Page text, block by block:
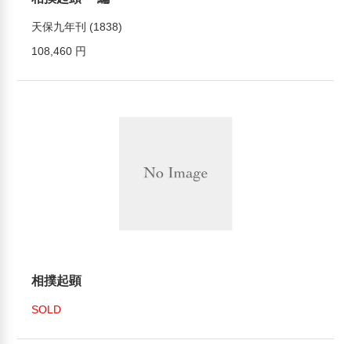
天保九年刊 (1838)
108,460 円
相撲起顕
SOLD